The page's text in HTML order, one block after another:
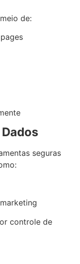
de:
seguras
controle de